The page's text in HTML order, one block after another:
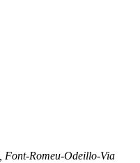
Font-Romeu-Odeillo-Via